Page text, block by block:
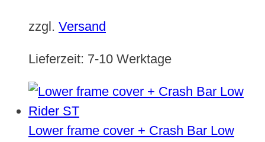
zzgl. Versand
Lieferzeit: 7-10 Werktage
Lower frame cover + Crash Bar Low